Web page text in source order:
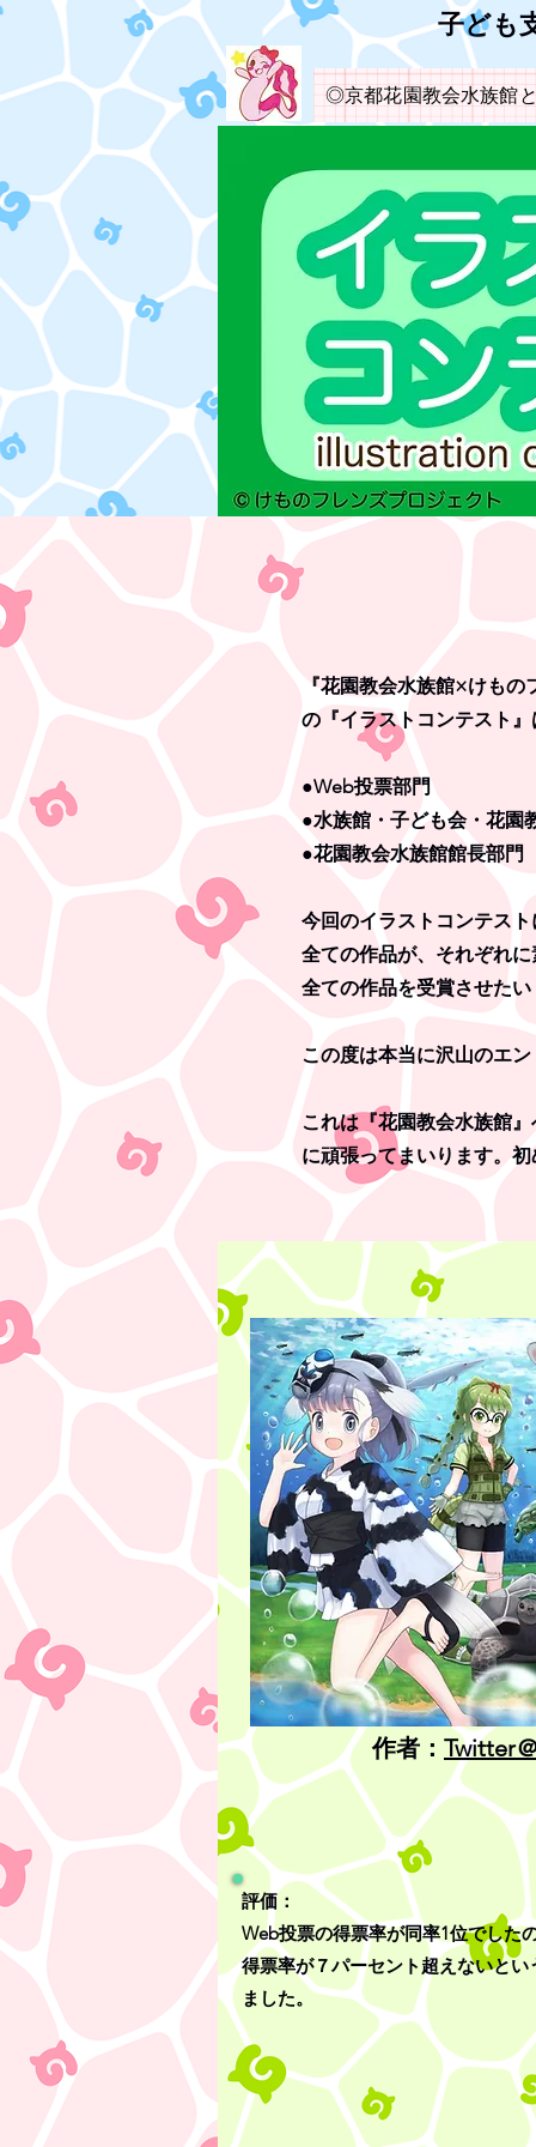
子ども
◎京都花園教会水族館
『花園教会水族館×けも
の『イラストコンテスト
●Web投票部門
●水族館・子ども会・花園
●花園教会水族館館長部門
今回のイラストコンテス
全ての作品が、それぞれ
全ての作品を受賞させた
この度は本当に沢山のエ
これは『花園教会水族館
に頑張ってまいります。
作者： Twitter
評価：
​Web投票の得票率が同率1位でした
得票率が７パーセント超えないと
ました。